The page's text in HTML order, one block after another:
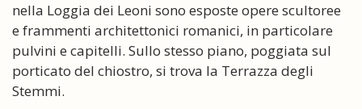
nella Loggia dei Leoni sono esposte opere scultoree
e frammenti architettonici romanici, in particolare
pulvini e capitelli. Sullo stesso piano, poggiata sul
porticato del chiostro, si trova la Terrazza degli
Stemmi.